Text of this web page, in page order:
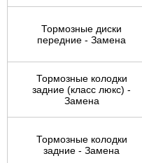
Тормозные диски
передние - Замена
Тормозные колодки
задние (класс люкс) -
Замена
Тормозные колодки
задние - Замена